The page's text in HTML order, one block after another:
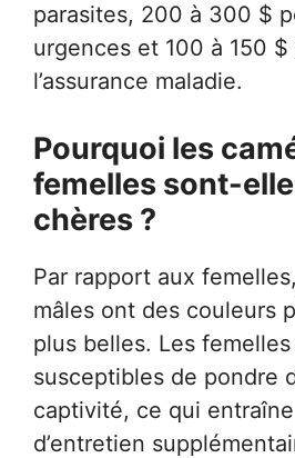
parasites, 200 à 300 $
urgences et 100 à 150 $
l’assurance maladie.
Pourquoi les
femelles sont-
chères ?
Par rapport aux
mâles ont des couleurs
plus belles. Les
susceptibles de pondre
captivité, ce qui
d’entretien